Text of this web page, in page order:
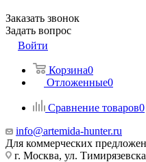
Заказать звонок
Задать вопрос
Войти
Корзина0
Отложенные0
Сравнение товаров0
info@artemida-hunter.ru
Для коммерческих
г. Москва, ул.